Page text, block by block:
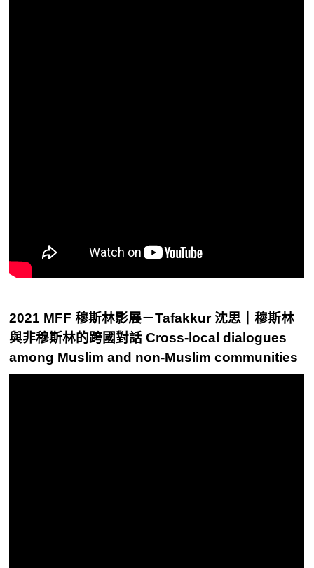
2021 MFF 穆斯林影展－Tafakkur 沈思｜穆斯林
與非穆斯林的跨國對話 Cross-local dialogues
among Muslim and non-Muslim communities